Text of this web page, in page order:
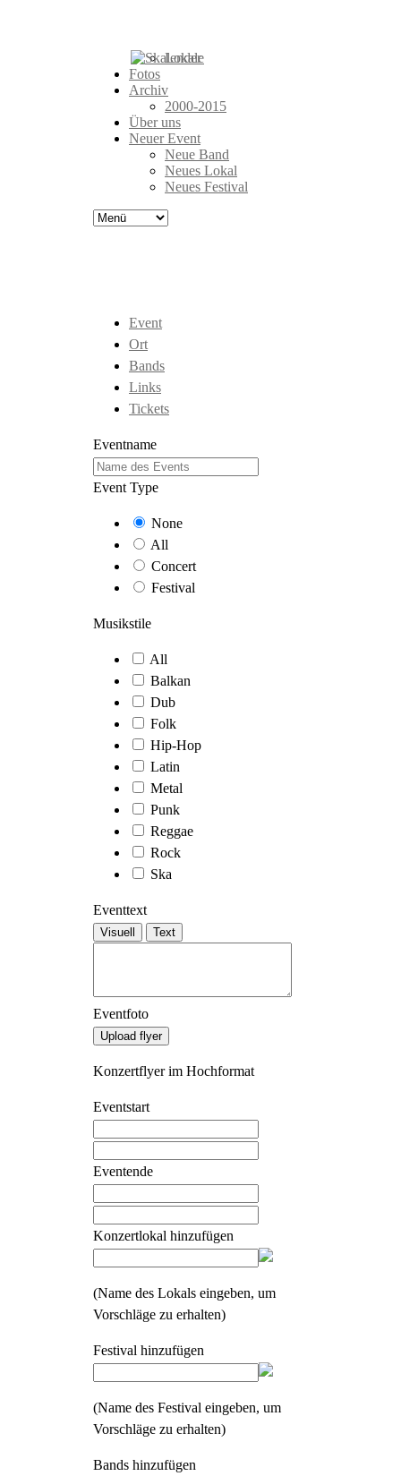
Lokale
Fotos
Archiv
2000-2015
Über uns
Neuer Event
Neue Band
Neues Lokal
Neues Festival
Event
Ort
Bands
Links
Tickets
Eventname
Event Type
None
All
Concert
Festival
Musikstile
All
Balkan
Dub
Folk
Hip-Hop
Latin
Metal
Punk
Reggae
Rock
Ska
Eventtext
Visuell Text
Eventfoto
Konzertflyer im Hochformat
Eventstart
Eventende
Konzertlokal hinzufügen
(Name des Lokals eingeben, um
Vorschläge zu erhalten)
Festival hinzufügen
(Name des Festival eingeben, um
Vorschläge zu erhalten)
Bands hinzufügen